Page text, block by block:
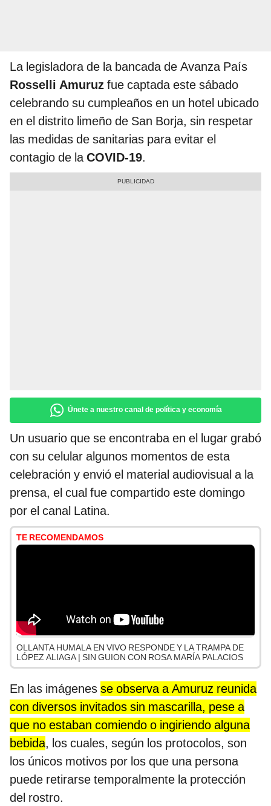
La legisladora de la bancada de Avanza País
Rosselli Amuruz fue captada este sábado
celebrando su cumpleaños en un hotel ubicado
en el distrito limeño de San Borja, sin respetar
las medidas de sanitarias para evitar el
contagio de laCOVID-19.
Únete a nuestro canal de política y economía
Un usuario que se encontraba en el lugar grabó
con su celular algunos momentos de esta
celebración y envió el material audiovisual a la
prensa, el cual fue compartido este domingo
por el canal Latina.
TE RECOMENDAMOS
OLLANTA HUMALA EN VIVO RESPONDE Y LA TRAMPA DE
LÓPEZ ALIAGA | SIN GUION CON ROSA MARÍA PALACIOS
En las imágenes se observa a Amuruz reunida
con diversos invitados sin mascarilla, pese a
que no estaban comiendo o ingiriendo alguna
bebida, los cuales, según los protocolos, son
los únicos motivos por los que una persona
puede retirarse temporalmente la protección
del rostro.